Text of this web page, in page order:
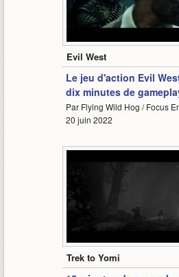
Evil West
Le jeu d'action Evil
dix minutes de
Par Flying Wild Hog / Focus
20 juin 2022
Trek to Yomi